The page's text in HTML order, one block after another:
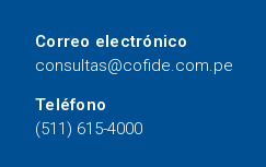
Correo electrónico
consultas@cofide.com.pe
Teléfono
(511) 615-4000